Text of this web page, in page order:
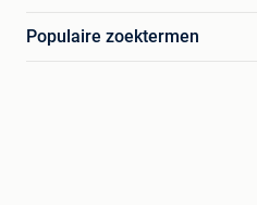
Populaire zoektermen